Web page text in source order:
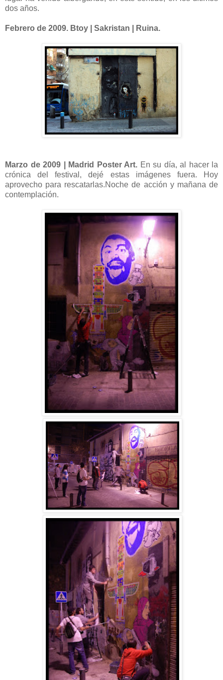
dos años.
Febrero de 2009. Btoy | Sakristan | Ruina.
Marzo de 2009 | Madrid Poster Art. En su día, al hacer la
crónica del festival, dejé estas imágenes fuera. Hoy
aprovecho para rescatarlas.Noche de acción y mañana de
contemplación.